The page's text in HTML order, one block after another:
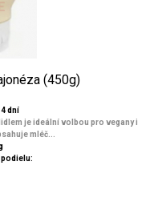
(450g)
dní
je ideální volbou pro vegany i
mléč...